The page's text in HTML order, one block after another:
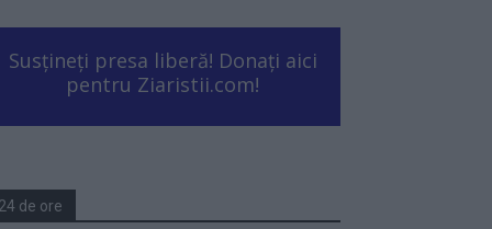
Susțineți presa liberă! Donați aici
pentru Ziaristii.com!
24 de ore